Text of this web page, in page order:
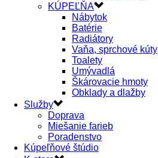
KÚPEĽŇA
Nábytok
Batérie
Radiátory
Vaňa, sprchové kúty
Toalety
Umývadlá
Škárovacie hmoty
Obklady a dlažby
Služby
Doprava
Miešanie farieb
Poradenstvo
Kúpeľňové štúdio